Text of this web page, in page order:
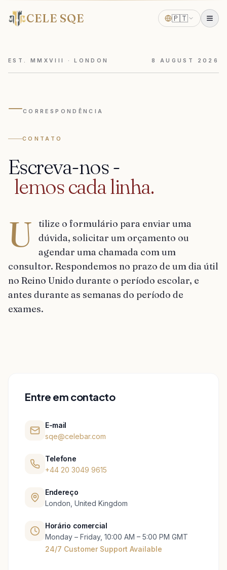
CELE SQE 🇵🇹
EST. MMXVIII · LONDON 8 AUGUST 2026
—CORRESPONDÊNCIA
CONTATO
Escreva-nos-
lemoscadalinha.
U
tilize o formulário para enviar uma
dúvida, solicitar um orçamento ou
agendar uma chamada com um
consultor. Respondemos no prazo de um dia útil
no Reino Unido durante o período escolar, e
antes durante as semanas do período de
exames.
Entre em contacto
E-mail
sqe@celebar.com
Telefone
+44 20 3049 9615
Endereço
London, United Kingdom
Horário comercial
Monday – Friday, 10:00 AM – 5:00 PM GMT
24/7 Customer Support Available